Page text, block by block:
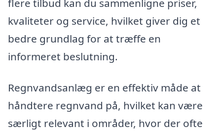
flere tilbud kan du sammenligne priser,
kvaliteter og service, hvilket giver dig et
bedre grundlag for at træffe en
informeret beslutning.
Regnvandsanlæg er en effektiv måde at
håndtere regnvand på, hvilket kan være
særligt relevant i områder, hvor der ofte